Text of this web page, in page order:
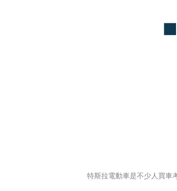
特斯拉電動車是不少人買車